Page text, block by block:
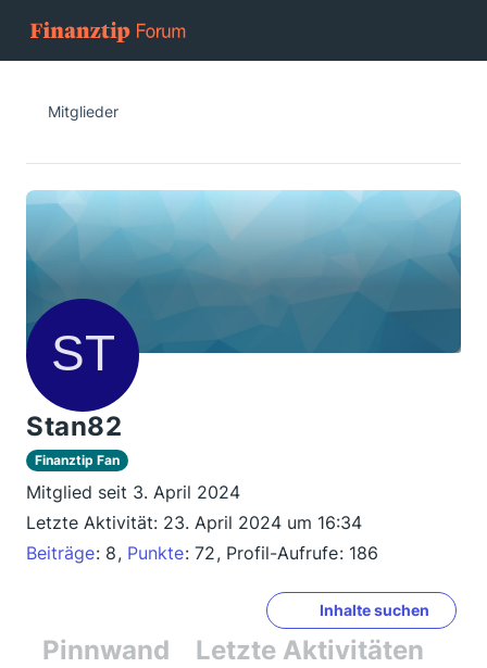
Mitglieder
Stan82
Finanztip Fan
Mitglied seit 3. April 2024
Letzte Aktivität: 23. April 2024 um 16:34
Beiträge 8 Punkte 72 Profil-Aufrufe 186
Inhalte suchen
Pinnwand Letzte Aktivitäten